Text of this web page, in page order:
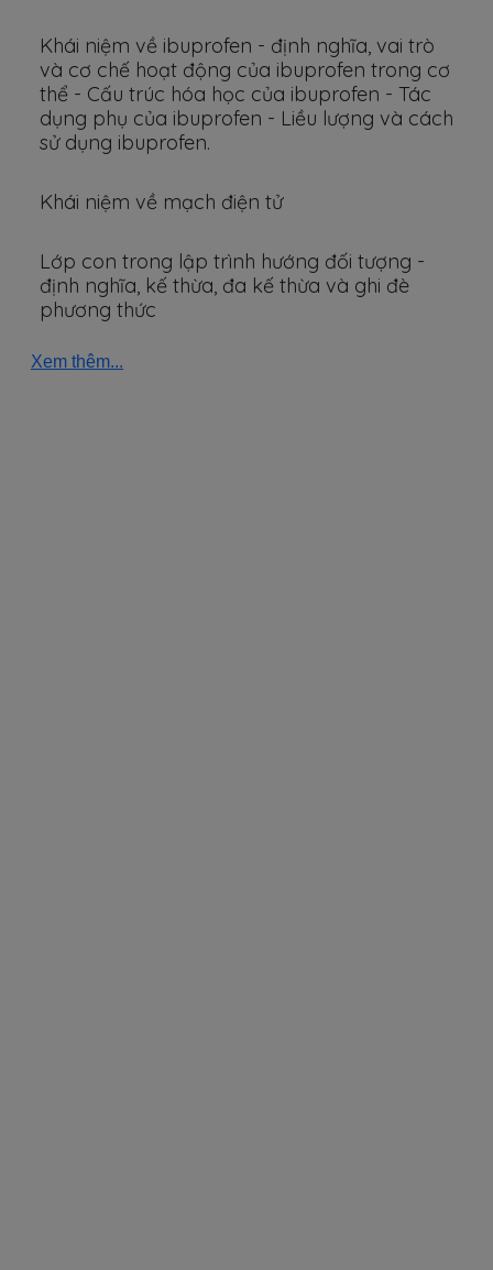
Khái niệm về ibuprofen - định nghĩa, vai trò
và cơ chế hoạt động của ibuprofen trong cơ
thể - Cấu trúc hóa học của ibuprofen - Tác
dụng phụ của ibuprofen - Liều lượng và cách
sử dụng ibuprofen.
Khái niệm về mạch điện tử
Lớp con trong lập trình hướng đối tượng -
định nghĩa, kế thừa, đa kế thừa và ghi đè
phương thức
Xem thêm...